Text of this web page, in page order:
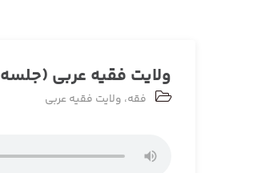
ولایت فقیه عربی (جلسه92)
فقه، ولایت فقیه عربی